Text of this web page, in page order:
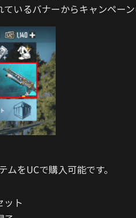
いるバナーからキャンペー
をUCで購入可能です。
ット